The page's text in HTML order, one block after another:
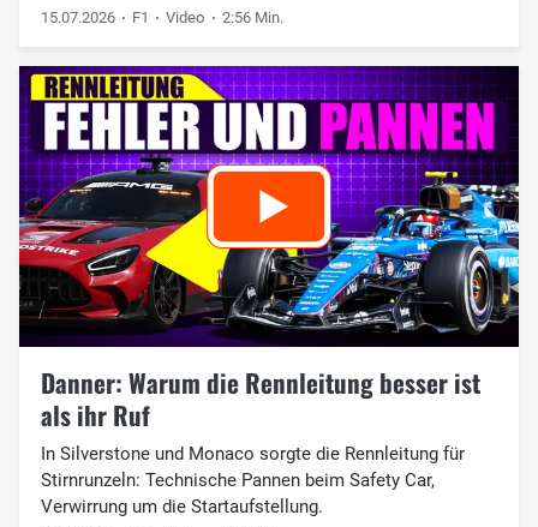
15.07.2026 F1 Video 2:56 Min.
Danner: Warum die Rennleitung besser ist
als ihr Ruf
In Silverstone und Monaco sorgte die Rennleitung für
Stirnrunzeln: Technische Pannen beim Safety Car,
Verwirrung um die Startaufstellung.